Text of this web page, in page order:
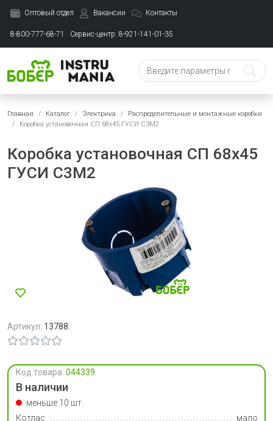
Оптовый отдел Вакансии Контакты
8-800-777-68-71 Сервис-центр: 8-921-141-01-35
Главная Каталог Электрика
Распределительные и монтажные коробки
Коробка установочная СП 68х45 ГУСИ С3М2
Коробка установочная СП 68х45
ГУСИ С3М2
Артикул: 13788.
Код товара: 044339
В наличии
меньше 10 шт.
Котлас
мало